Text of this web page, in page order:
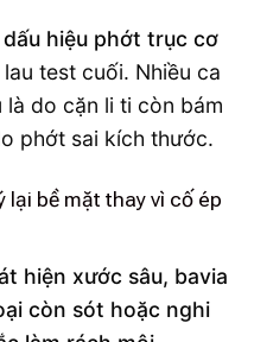
dấu hiệu phớt trục cơ
test cuối. Nhiều ca
là do cặn li ti còn bám
phớt sai kích thước.
lại bề mặt thay vì cố ép
hiện xước sâu, bavia
còn sót hoặc nghi